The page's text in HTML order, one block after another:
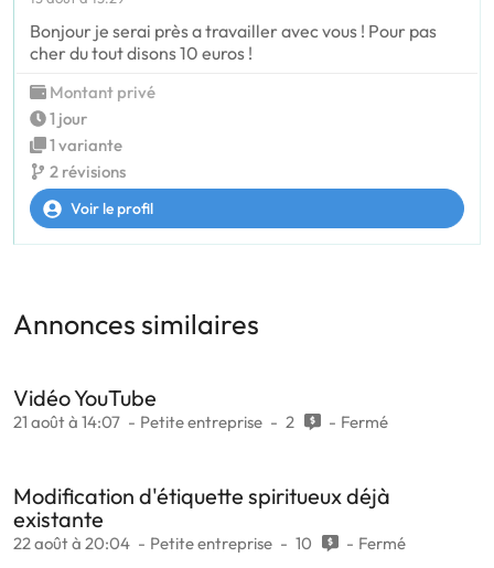
Bonjour je serai près a travailler avec vous ! Pour pas
cher du tout disons 10 euros !
Montant privé
1 jour
1 variante
2 révisions
Voir le profil
Annonces similaires
Vidéo YouTube
21 août à 14:07 Petite entreprise 2 Fermé
Modification d'étiquette spiritueux déjà
existante
22 août à 20:04 Petite entreprise 10 Fermé